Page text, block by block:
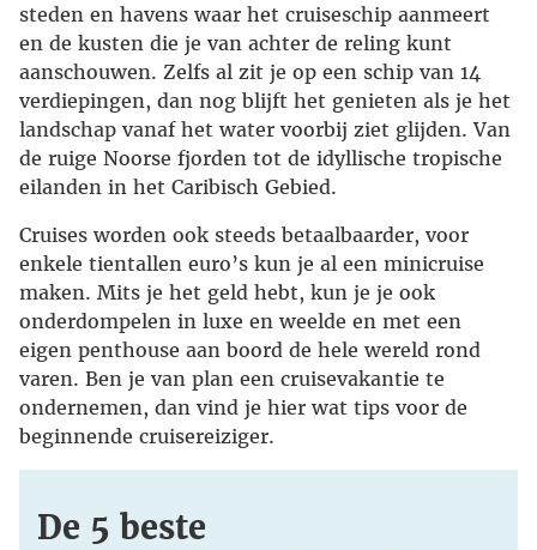
steden en havens waar het cruiseschip aanmeert
en de kusten die je van achter de reling kunt
aanschouwen. Zelfs al zit je op een schip van 14
verdiepingen, dan nog blijft het genieten als je het
landschap vanaf het water voorbij ziet glijden. Van
de ruige Noorse fjorden tot de idyllische tropische
eilanden in het Caribisch Gebied.
Cruises worden ook steeds betaalbaarder, voor
enkele tientallen euro’s kun je al een minicruise
maken. Mits je het geld hebt, kun je je ook
onderdompelen in luxe en weelde en met een
eigen penthouse aan boord de hele wereld rond
varen. Ben je van plan een cruisevakantie te
ondernemen, dan vind je hier wat tips voor de
beginnende cruisereiziger.
De 5 beste